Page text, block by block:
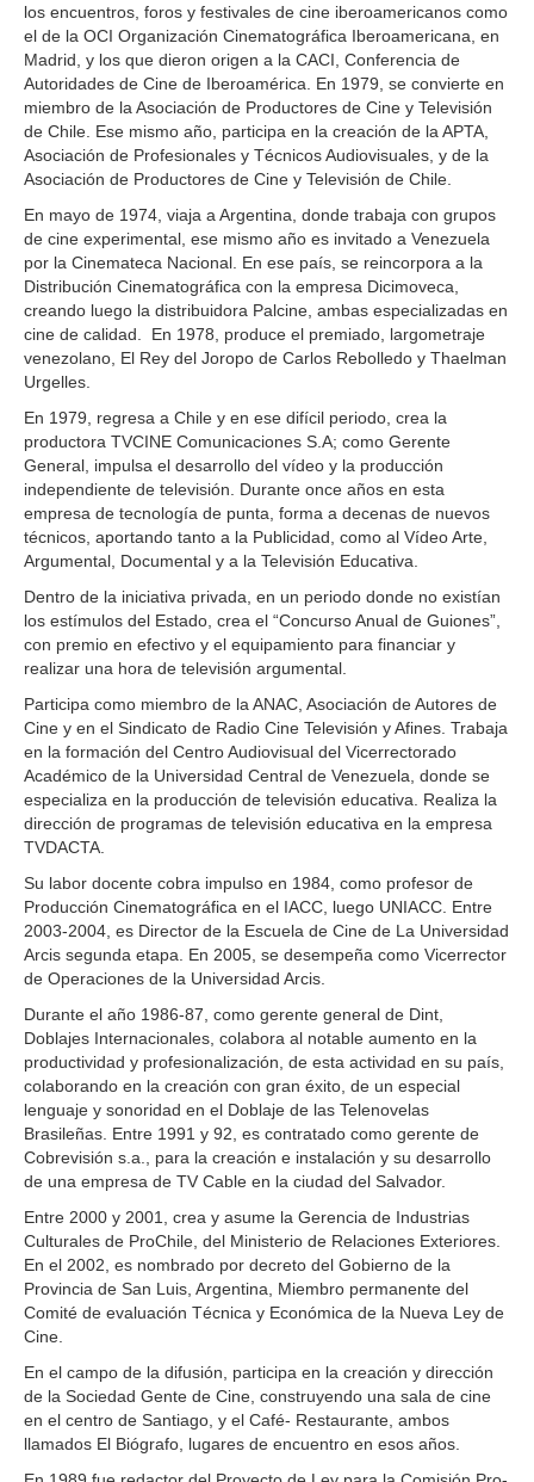
los encuentros, foros y festivales de cine iberoamericanos como
el de la OCI Organización Cinematográfica Iberoamericana, en
Madrid, y los que dieron origen a la CACI, Conferencia de
Autoridades de Cine de Iberoamérica. En 1979, se convierte en
miembro de la Asociación de Productores de Cine y Televisión
de Chile. Ese mismo año, participa en la creación de la APTA,
Asociación de Profesionales y Técnicos Audiovisuales, y de la
Asociación de Productores de Cine y Televisión de Chile.
En mayo de 1974, viaja a Argentina, donde trabaja con grupos
de cine experimental, ese mismo año es invitado a Venezuela
por la Cinemateca Nacional. En ese país, se reincorpora a la
Distribución Cinematográfica con la empresa Dicimoveca,
creando luego la distribuidora Palcine, ambas especializadas en
cine de calidad. En 1978, produce el premiado, largometraje
venezolano, El Rey del Joropo de Carlos Rebolledo y Thaelman
Urgelles.
En 1979, regresa a Chile y en ese difícil periodo, crea la
productora TVCINE Comunicaciones S.A; como Gerente
General, impulsa el desarrollo del vídeo y la producción
independiente de televisión. Durante once años en esta
empresa de tecnología de punta, forma a decenas de nuevos
técnicos, aportando tanto a la Publicidad, como al Vídeo Arte,
Argumental, Documental y a la Televisión Educativa.
Dentro de la iniciativa privada, en un periodo donde no existían
los estímulos del Estado, crea el “Concurso Anual de Guiones”,
con premio en efectivo y el equipamiento para financiar y
realizar una hora de televisión argumental.
Participa como miembro de la ANAC, Asociación de Autores de
Cine y en el Sindicato de Radio Cine Televisión y Afines. Trabaja
en la formación del Centro Audiovisual del Vicerrectorado
Académico de la Universidad Central de Venezuela, donde se
especializa en la producción de televisión educativa. Realiza la
dirección de programas de televisión educativa en la empresa
TVDACTA.
Su labor docente cobra impulso en 1984, como profesor de
Producción Cinematográfica en el IACC, luego UNIACC. Entre
2003-2004, es Director de la Escuela de Cine de La Universidad
Arcis segunda etapa. En 2005, se desempeña como Vicerrector
de Operaciones de la Universidad Arcis.
Durante el año 1986-87, como gerente general de Dint,
Doblajes Internacionales, colabora al notable aumento en la
productividad y profesionalización, de esta actividad en su país,
colaborando en la creación con gran éxito, de un especial
lenguaje y sonoridad en el Doblaje de las Telenovelas
Brasileñas. Entre 1991 y 92, es contratado como gerente de
Cobrevisión s.a., para la creación e instalación y su desarrollo
de una empresa de TV Cable en la ciudad del Salvador.
Entre 2000 y 2001, crea y asume la Gerencia de Industrias
Culturales de ProChile, del Ministerio de Relaciones Exteriores.
En el 2002, es nombrado por decreto del Gobierno de la
Provincia de San Luis, Argentina, Miembro permanente del
Comité de evaluación Técnica y Económica de la Nueva Ley de
Cine.
En el campo de la difusión, participa en la creación y dirección
de la Sociedad Gente de Cine, construyendo una sala de cine
en el centro de Santiago, y el Café- Restaurante, ambos
llamados El Biógrafo, lugares de encuentro en esos años.